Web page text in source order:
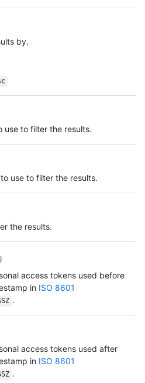
by.
use to filter the results.
use to filter the results.
the results.
access tokens used before
in ISO 8601
.
access tokens used after
in ISO 8601
.